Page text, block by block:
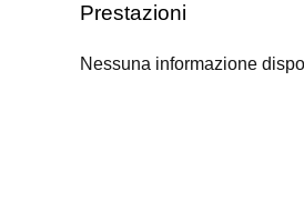
Prestazioni
Nessuna informazione